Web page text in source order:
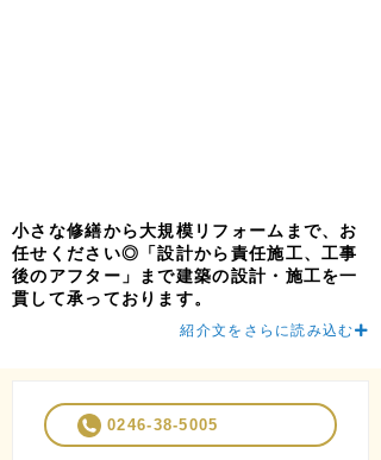
小さな修繕から大規模リフォームまで、お
任せください◎「設計から責任施工、工事
後のアフター」まで建築の設計・施工を一
貫して承っております。
紹介文をさらに読み込む
0246-38-5005